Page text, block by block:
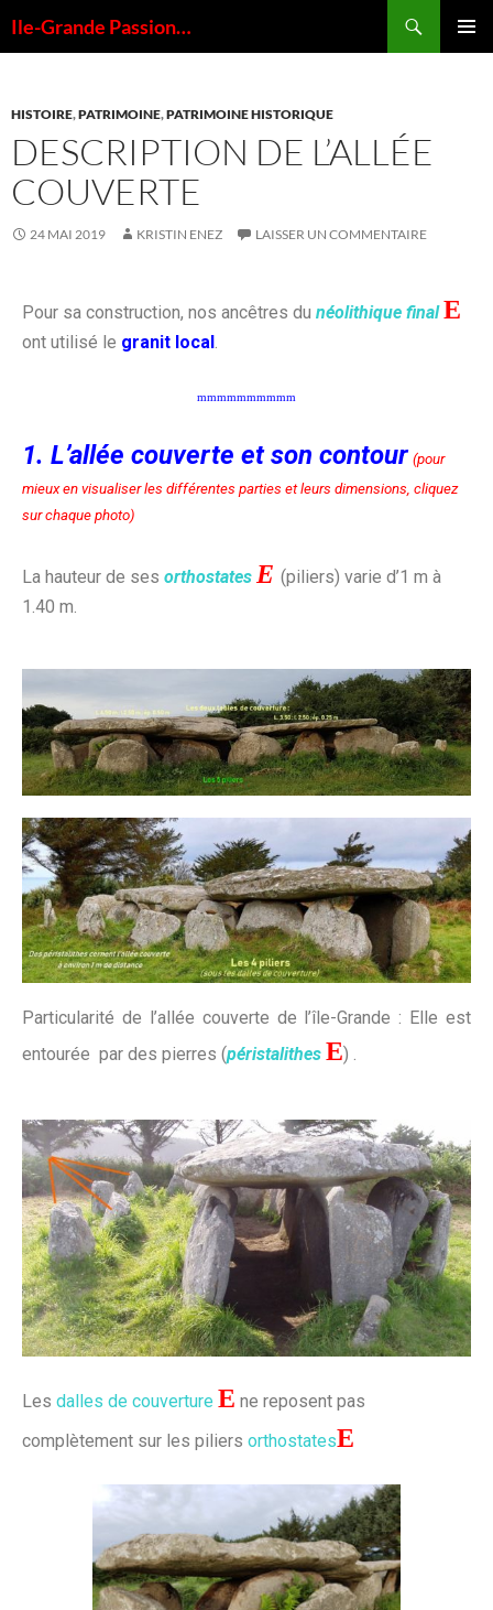
Ile-Grande Passion…
HISTOIRE,PATRIMOINE,PATRIMOINE HISTORIQUE
DESCRIPTION DE L’ALLÉE
COUVERTE
24 MAI 2019 KRISTIN ENEZ LAISSER UN COMMENTAIRE
Pour sa construction, nos ancêtres du néolithique final E
ont utilisé le granit local.
mmmmmmmmmm
1. L’allée couverte et son contour (pour
mieux en visualiser les différentes parties et leurs dimensions, cliquez
sur chaque photo)
La hauteur de ses orthostates E (piliers) varie d’1 m à
1.40 m.
Particularité de l’allée couverte de l’île-Grande : Elle est
entourée par des pierres (péristalithes E) .
Les dalles de couverture E ne reposent pas
complètement sur les piliers orthostatesE